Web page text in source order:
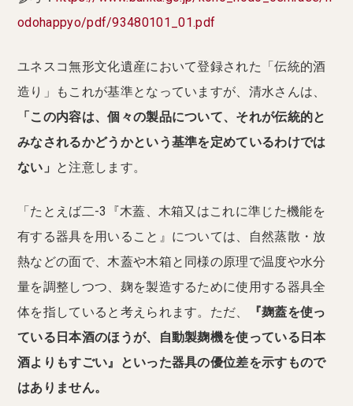
odohappyo/pdf/93480101_01.pdf
ユネスコ無形文化遺産において登録された「伝統的酒
造り」もこれが基準となっていますが、清水さんは、
「この内容は、個々の製品について、それが伝統的と
みなされるかどうかという基準を定めているわけでは
ない」 と注意します。
「たとえば二-3『木蓋、木箱又はこれに準じた機能を
有する器具を用いること』については、自然蒸散・放
熱などの面で、木蓋や木箱と同様の原理で温度や水分
量を調整しつつ、麹を製造するために使用する器具全
体を指していると考えられます。ただ、
『麹蓋を使っ
ている日本酒のほうが、自動製麹機を使っている日本
酒よりもすごい』といった器具の優位差を示すもので
はありません。